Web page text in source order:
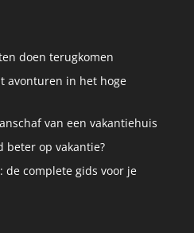
doen terugkomen
avonturen in het hoge
van een vakantiehuis
beter op vakantie?
de complete gids voor je